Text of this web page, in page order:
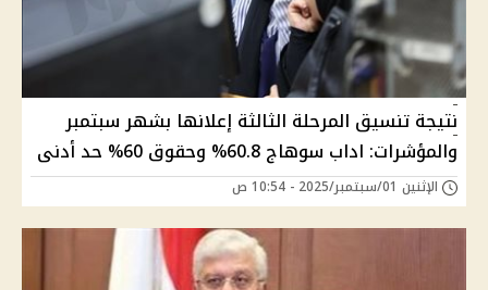
نتيجة تنسيق المرحلة الثالثة إعلانها بشهر سبتمبر
والمؤشرات: اداب سوهاج 60.8% وحقوق 60% حد أدنى
الإثنين 01/سبتمبر/2025 - 10:54 ص